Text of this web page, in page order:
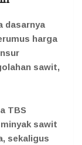
dasarnya
harga
sawit,
TBS
sawit
sekaligus